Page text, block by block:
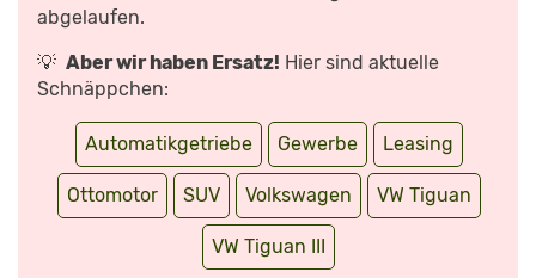
abgelaufen.
💡 Aber wir haben Ersatz! Hier sind aktuelle
Schnäppchen:
Automatikgetriebe Gewerbe Leasing
Ottomotor SUV Volkswagen VW Tiguan
VW Tiguan III